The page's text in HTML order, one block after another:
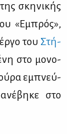
σκη­νι­κής
«Εμπρός»,
του Στή­
στο μο­νο­
εμπνεύ­
στο